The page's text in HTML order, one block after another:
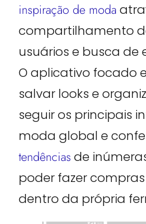
inspiração de moda
compartilhamento
usuários e busca de
O aplicativo focado
salvar looks e
seguir os principais
moda global e
tendências de
poder fazer
dentro da própria